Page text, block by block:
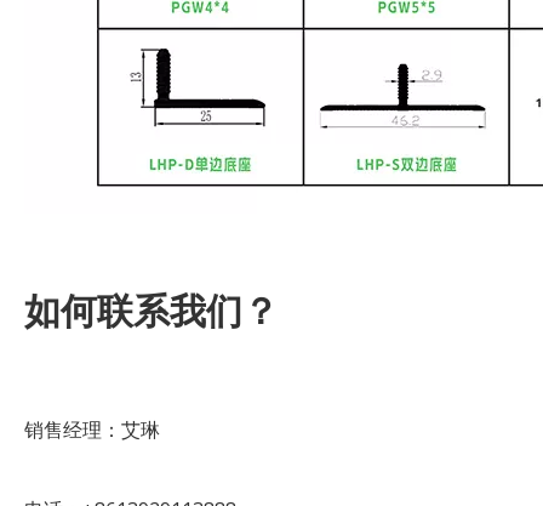
如何联系我们？
销售经理：艾琳